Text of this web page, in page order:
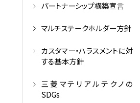
パートナーシップ構築宣言
マルチステークホルダー方針
カスタマー・ハラスメントに対
する基本方針
三菱マテリアルテクノの
SDGs